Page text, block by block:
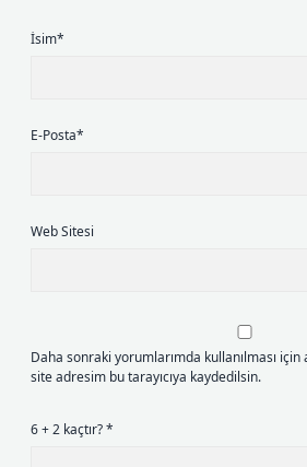
İsim*
E-Posta*
Web Sitesi
Daha sonraki yorumlarımda kullanılması
site adresim bu tarayıcıya kaydedilsin.
6 + 2 kaçtır?*